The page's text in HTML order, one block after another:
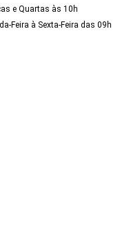
e Quartas às 10h
Feira à Sexta-Feira das 09h